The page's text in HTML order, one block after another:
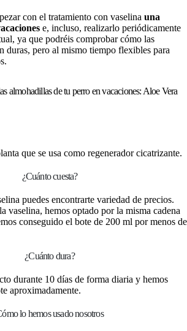
con el tratamiento con vaselina una
e, incluso, realizarlo periódicamente
ya que podréis comprobar cómo las
duras, pero al mismo tiempo flexibles para
almohadillas de tu perro en vacaciones: Aloe Vera
que se usa como regenerador cicatrizante.
¿Cuánto cuesta?
puedes encontrarte variedad de precios.
vaselina, hemos optado por la misma cadena
conseguido el bote de 200 ml por menos de
¿Cuánto dura?
durante 10 días de forma diaria y hemos
aproximadamente.
lo hemos usado nosotros